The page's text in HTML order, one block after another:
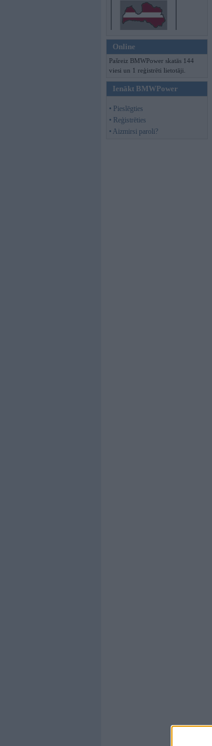
Online
Pašreiz BMWPower skatās 144
viesi un 1 reģistrēti lietotāji.
Ienākt BMWPower
• Pieslēgties
• Reģistrēties
• Aizmirsi paroli?